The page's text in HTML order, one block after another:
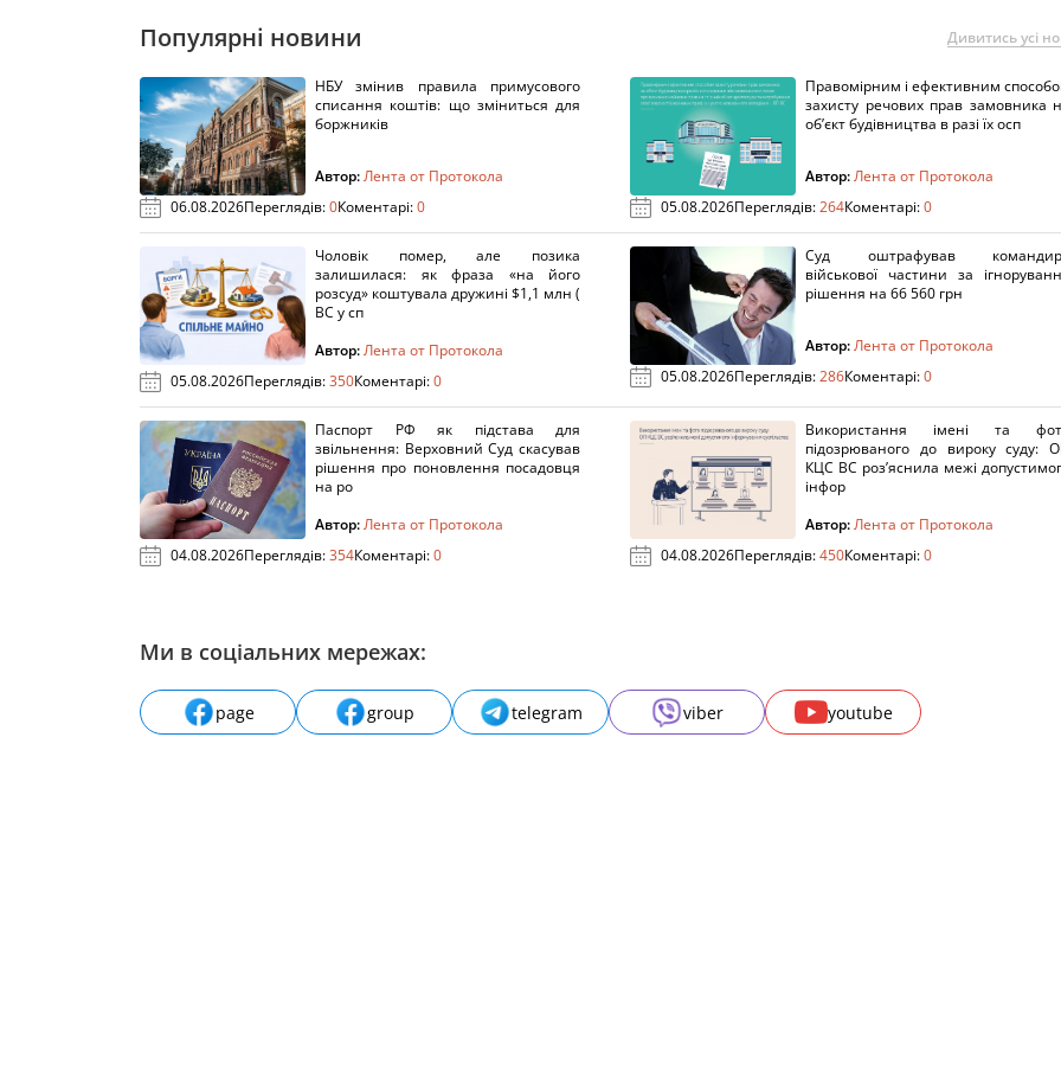
Популярні новини Дивитись усі
НБУ змінив правила примусового
списання коштів: що зміниться для
боржників
Автор:Лента от Протокола
06.08.2026Переглядів:0Коментарі:0
Правомірним і ефективним
захисту речових прав замовника
об’єкт будівництва в разі їх осп
Автор:Лента от Протокола
05.08.2026Переглядів:264Коментарі:0
Чоловік помер, але позика
залишилася: як фраза «на його
розсуд» коштувала дружині $1,1 млн (
ВС у сп
Автор:Лента от Протокола
05.08.2026Переглядів:350Коментарі:0
Суд оштрафував
військової частини за
рішення на 66 560 грн
Автор:Лента от Протокола
05.08.2026Переглядів:286Коментарі:0
Паспорт РФ як підстава для
звільнення: Верховний Суд скасував
рішення про поновлення посадовця
на ро
Автор:Лента от Протокола
04.08.2026Переглядів:354Коментарі:0
Використання імені та
підозрюваного до вироку суду:
КЦС ВС роз’яснила межі
інфор
Автор:Лента от Протокола
04.08.2026Переглядів:450Коментарі:0
Ми в соціальних мережах:
page group telegram viber youtube